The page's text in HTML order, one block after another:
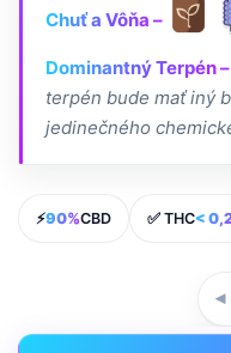
Chuť a Vôňa –
Dominantný Terpén –
terpén bude mať iný
jedinečného
⚡90%CBD ✅ THC<